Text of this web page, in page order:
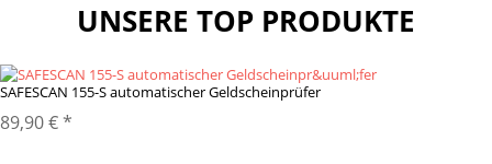
UNSERE TOP PRODUKTE
SAFESCAN 155-S automatischer Geldscheinprüfer
89,90 €*